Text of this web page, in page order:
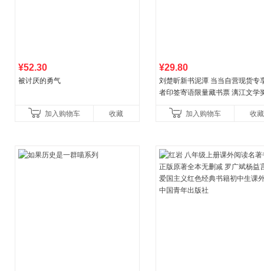
¥52.30
被讨厌的勇气
加入购物车 收藏
¥29.80
刘楚昕新书泥潭 当当自营现货专
者印签寄语限量藏书票 漓江文学
加入购物车 收藏